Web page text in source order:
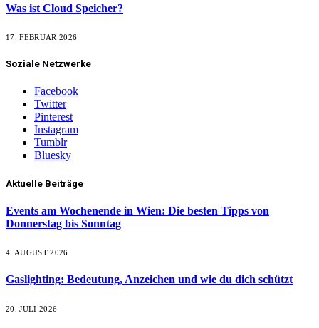
Was ist Cloud Speicher?
17. FEBRUAR 2026
Soziale Netzwerke
Facebook
Twitter
Pinterest
Instagram
Tumblr
Bluesky
Aktuelle Beiträge
Events am Wochenende in Wien: Die besten Tipps von
Donnerstag bis Sonntag
4. AUGUST 2026
Gaslighting: Bedeutung, Anzeichen und wie du dich schützt
20. JULI 2026